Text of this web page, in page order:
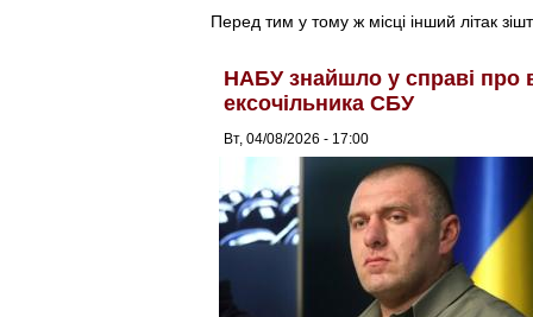
Перед тим у тому ж місці інший літак
НАБУ знайшло у справі про
ексочільника СБУ
Вт, 04/08/2026 - 17:00